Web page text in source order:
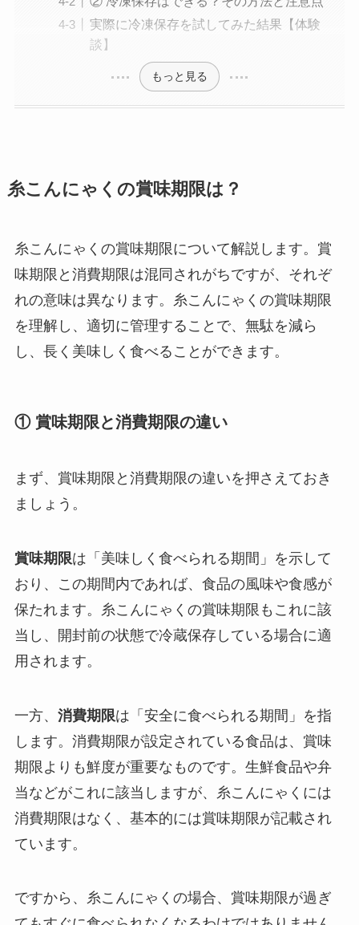
実際に冷凍保存を試してみた結果【体験
談】
もっと見る
糸こんにゃくの賞味期限は？
糸こんにゃくの賞味期限について解説します。賞
味期限と消費期限は混同されがちですが、それぞ
れの意味は異なります。糸こんにゃくの賞味期限
を理解し、適切に管理することで、無駄を減ら
し、長く美味しく食べることができます。
① 賞味期限と消費期限の違い
まず、賞味期限と消費期限の違いを押さえておき
ましょう。
賞味期限は「美味しく食べられる期間」を示して
おり、この期間内であれば、食品の風味や食感が
保たれます。糸こんにゃくの賞味期限もこれに該
当し、開封前の状態で冷蔵保存している場合に適
用されます。
一方、 消費期限は「安全に食べられる期間」を指
します。消費期限が設定されている食品は、賞味
期限よりも鮮度が重要なものです。生鮮食品や弁
当などがこれに該当しますが、糸こんにゃくには
消費期限はなく、基本的には賞味期限が記載され
ています。
ですから、糸こんにゃくの場合、賞味期限が過ぎ